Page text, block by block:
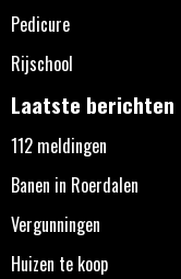
Pedicure
Rijschool
Laatste berichten
112 meldingen
Banen in Roerdalen
Vergunningen
Huizen te koop